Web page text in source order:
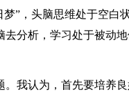
”，头脑思维处于空白
分析，学习处于被动
我认为，首先要培养